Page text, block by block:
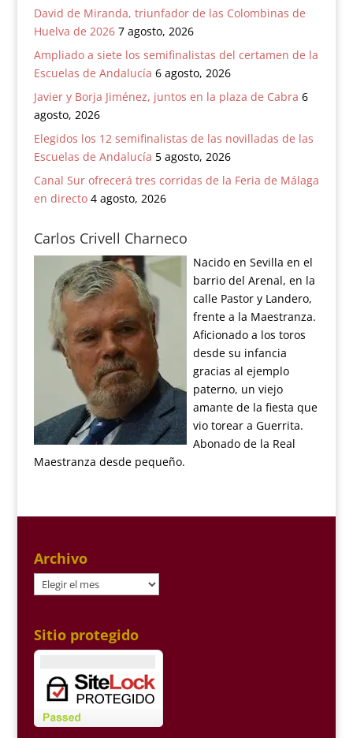
David de Miranda, triunfador de las Colombinas de
Huelva de 2026 7 agosto, 2026
Ampliado a siete los semifinalistas del certamen de la
Escuelas de Andalucía 6 agosto, 2026
Javier y Borja Jiménez, juntos en la plaza de Cabra 6
agosto, 2026
Elegidos los 12 semifinalistas de las novilladas de las
Escuelas de Andalucía 5 agosto, 2026
Canal Sur ofrecerá tres corridas de la Feria de Málaga
en directo 4 agosto, 2026
Carlos Crivell Charneco
Nacido en Sevilla en el
barrio del Arenal, en la
calle Pastor y Landero,
frente a la Maestranza.
Aficionado a los toros
desde su infancia
gracias al ejemplo
paterno, un viejo
amante de la fiesta que
vio torear a Guerrita.
Abonado de la Real
Maestranza desde pequeño.
Archivo
Archivo
Sitio protegido